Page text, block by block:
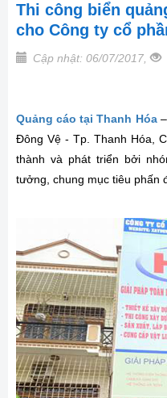
Thi công biển
cho Công ty cổ
Cập nhật: 06/07/2017,
Quảng cáo tại Thanh Hóa–
Đông Vệ - Tp. Thanh Hóa,
thành và phát triển bởi
tưởng, chung mục tiêu phấn